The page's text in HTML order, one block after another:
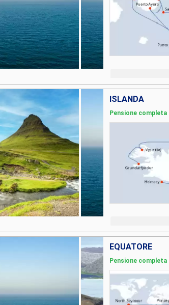
ISLANDA
Pensione completa
EQUATORE
Pensione completa